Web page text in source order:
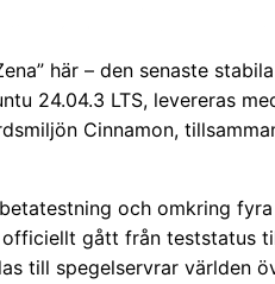
här – den senaste
24.04.3 LTS, levereras
Cinnamon,
och omkring
officiellt gått från teststatus
till spegelservrar världen